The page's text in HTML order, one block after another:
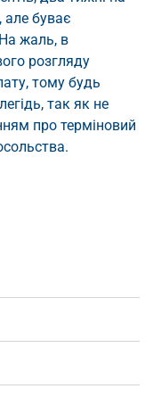
але буває
жаль, в
розгляду
тому будь
так як не
про терміновий